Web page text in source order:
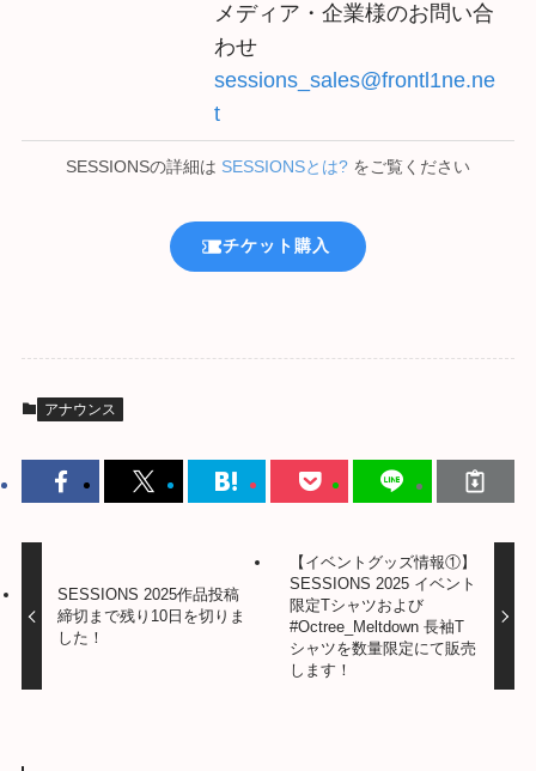
メディア・企業様のお問い合
わせ
sessions_sales@frontl1ne.ne
t
SESSIONSの詳細は SESSIONSとは? をご覧ください
チケット購入
アナウンス
SESSIONS 2025作品投稿
締切まで残り10日を切りま
した！
【イベントグッズ情報①】
SESSIONS 2025 イベント
限定Tシャツおよび
#Octree_Meltdown 長袖T
シャツを数量限定にて販売
します！